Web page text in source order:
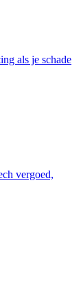
als je schade
vergoed,